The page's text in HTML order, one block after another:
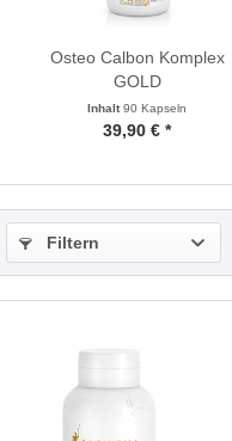
Osteo Calbon Komplex
GOLD
Inhalt90 Kapseln
39,90 € *
Filtern